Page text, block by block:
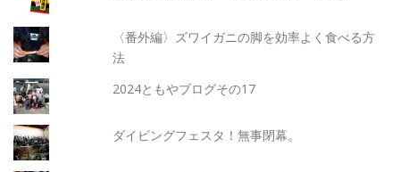
〈番外編〉ズワイガニの脚を効率よく食べる方
法
2024ともやブログその17
ダイビングフェスタ！無事閉幕。